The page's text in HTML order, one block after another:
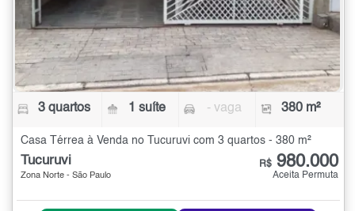
3 quartos 1 suíte - vaga 380 m²
Casa Térrea à Venda no Tucuruvi com 3 quartos - 380 m²
Tucuruvi
Zona Norte - São Paulo
R$ 980.000
Aceita Permuta